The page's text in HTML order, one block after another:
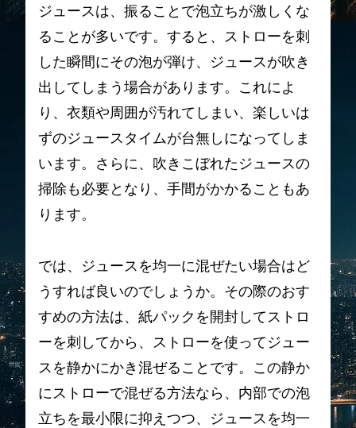
ジュースは、振ることで泡立ちが激しくな
ることが多いです。すると、ストローを刺
した瞬間にその泡が弾け、ジュースが吹き
出してしまう場合があります。これによ
り、衣類や周囲が汚れてしまい、楽しいは
ずのジュースタイムが台無しになってしま
います。さらに、吹きこぼれたジュースの
掃除も必要となり、手間がかかることもあ
ります。
では、ジュースを均一に混ぜたい場合はど
うすれば良いのでしょうか。その際のおす
すめの方法は、紙パックを開封してストロ
ーを刺してから、ストローを使ってジュー
スを静かにかき混ぜることです。この静か
にストローで混ぜる方法なら、内部での泡
立ちを最小限に抑えつつ、ジュースを均一